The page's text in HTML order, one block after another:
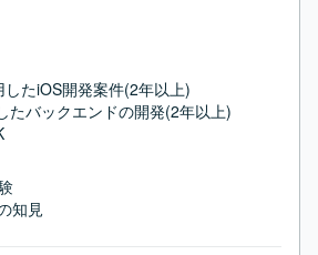
したiOS開発案件(2年以上)
たバックエンドの開発(2年以上)
知見